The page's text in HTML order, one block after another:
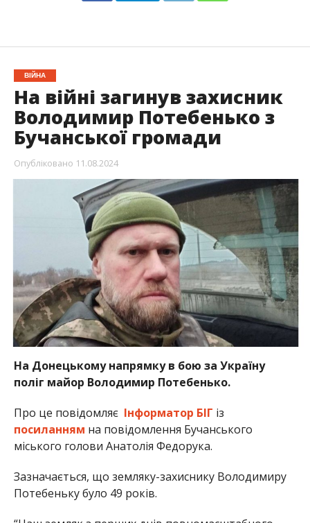
ВІЙНА
На війні загинув захисник
Володимир Потебенько з
Бучанської громади
Опубліковано 11.08.2024
На Донецькому напрямку в бою за Україну
поліг майор Володимир Потебенько.
Про це повідомляє Інформатор БІГ із
посиланням на повідомлення Бучанського
міського голови Анатолія Федорука.
Зазначається, що земляку-захиснику Володимиру
Потебеньку було 49 років.